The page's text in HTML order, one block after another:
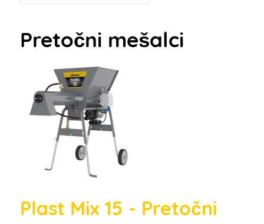
Pretočni mešalci
Plast Mix 15 - Pretočni